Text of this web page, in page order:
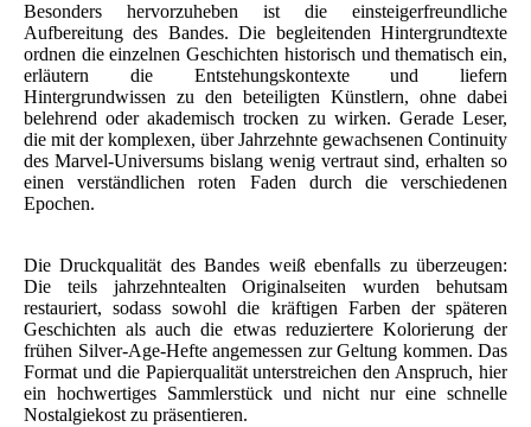
Besonders hervorzuheben ist die einsteigerfreundliche
Aufbereitung des Bandes. Die begleitenden Hintergrundtexte
ordnen die einzelnen Geschichten historisch und thematisch ein,
erläutern die Entstehungskontexte und liefern
Hintergrundwissen zu den beteiligten Künstlern, ohne dabei
belehrend oder akademisch trocken zu wirken. Gerade Leser,
die mit der komplexen, über Jahrzehnte gewachsenen Continuity
des Marvel-Universums bislang wenig vertraut sind, erhalten so
einen verständlichen roten Faden durch die verschiedenen
Epochen.
Die Druckqualität des Bandes weiß ebenfalls zu überzeugen:
Die teils jahrzehntealten Originalseiten wurden behutsam
restauriert, sodass sowohl die kräftigen Farben der späteren
Geschichten als auch die etwas reduziertere Kolorierung der
frühen Silver-Age-Hefte angemessen zur Geltung kommen. Das
Format und die Papierqualität unterstreichen den Anspruch, hier
ein hochwertiges Sammlerstück und nicht nur eine schnelle
Nostalgiekost zu präsentieren.